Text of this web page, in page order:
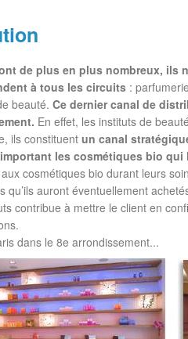
de plus en plus nombreux, ils
à tous les circuits :
beauté. Ce dernier canal de
En effet, les instituts de
ils constituent un canal
les cosmétiques bio qui
cosmétiques bio durant leurs
qu’ils auront éventuellement
contribue à mettre le client en
dans le 8e arrondissement...